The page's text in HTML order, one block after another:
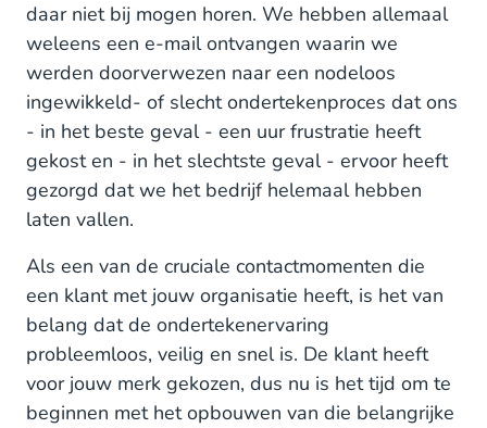
Zeg vaarwel tegen een slechte
ondertekenervaring
Sign zorgt voor een geweldige klantervaring
De milieu-impact van het met de hand
ondertekenen van documenten
Sign helpt je jouw impact op het milieu te
Sign helpt de veiligheid en de regelnaleving te
waarborgen
Profiteer vandaag nog van de voordelen van Sign!
daar niet bij mogen horen. We hebben allemaal
weleens een e-mail ontvangen waarin we
werden doorverwezen naar een nodeloos
ingewikkeld- of slecht ondertekenproces dat ons
- in het beste geval - een uur frustratie heeft
gekost en - in het slechtste geval - ervoor heeft
gezorgd dat we het bedrijf helemaal hebben
laten vallen.
Als een van de cruciale contactmomenten die
een klant met jouw organisatie heeft, is het van
belang dat de ondertekenervaring
probleemloos, veilig en snel is. De klant heeft
voor jouw merk gekozen, dus nu is het tijd om te
beginnen met het opbouwen van die belangrijke